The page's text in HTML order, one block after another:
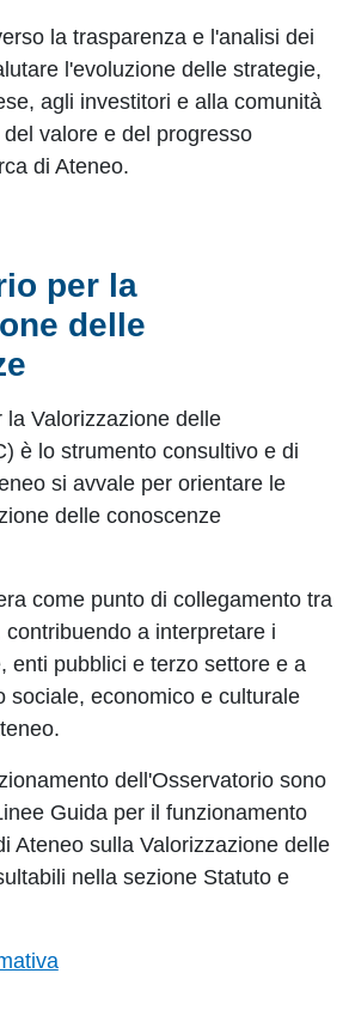
la trasparenza e l'analisi dei
l'evoluzione delle strategie,
agli investitori e alla comunità
valore e del progresso
di Ateneo.
per la
delle
la Valorizzazione delle
è lo strumento consultivo e di
si avvale per orientare le
delle conoscenze
come punto di collegamento tra
a interpretare i
enti pubblici e terzo settore e a
sociale, economico e culturale
dell'Osservatorio sono
Guida per il funzionamento
Ateneo sulla Valorizzazione delle
nella sezione Statuto e